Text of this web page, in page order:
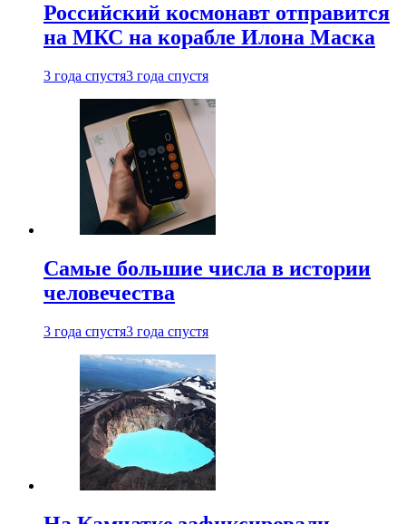
Российский космонавт отправится
на МКС на корабле Илона Маска
3 года спустя3 года спустя
Самые большие числа в истории
человечества
3 года спустя3 года спустя